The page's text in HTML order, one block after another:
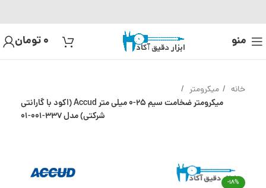
منو 0تومان
خانه میکرومتر
میکرومتر ضخامت سیم 25-0 میلی متر Accud (اکود با گارانتی
شرکتی) مدل 337-001-01
-18%